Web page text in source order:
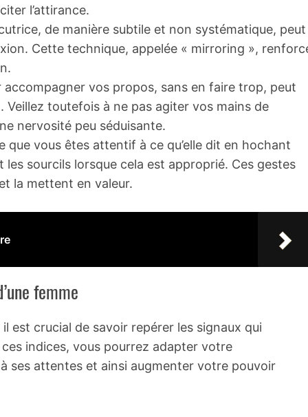
l’attirance.
de manière subtile et non systématique, peut
Cette technique, appelée « mirroring »,
vos propos, sans en faire trop, peut
toutefois à ne pas agiter vos mains de
nervosité peu séduisante.
vous êtes attentif à ce qu’elle dit en hochant
sourcils lorsque cela est approprié. Ces gestes
la mettent en valeur.
femme
est crucial de savoir repérer les signaux qui
indices, vous pourrez adapter votre
ses attentes et ainsi augmenter votre pouvoir